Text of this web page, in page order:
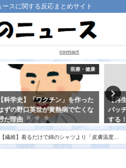
スに関する反応まとめサイト
contact
康
た
な
医療・健康
【再生医学】「微小な針を並べた
パッチ」を貼り付けて、毛を再生
する！ ＝ハゲの治療法開発＝
【繊維】着るだけで綿のシャツより「皮膚温度が
収して外部に放出する新素材～